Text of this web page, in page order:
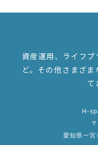
資産運用、ライフ
ど。 その他さまざま
て
H-
愛知県一